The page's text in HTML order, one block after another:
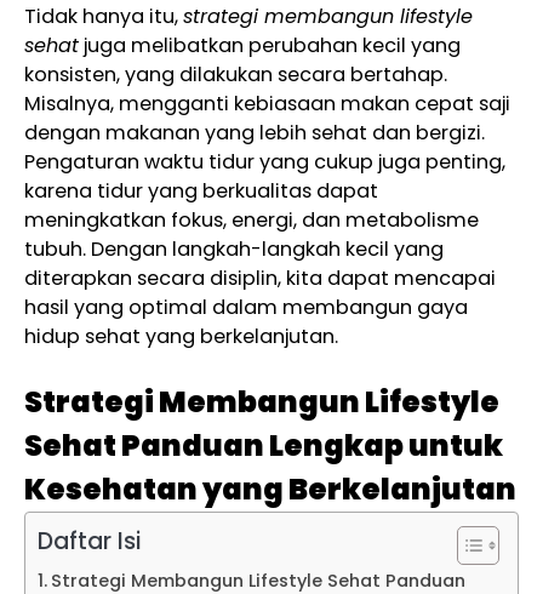
Tidak hanya itu,strategi membangun lifestyle
sehat juga melibatkan perubahan kecil yang
konsisten, yang dilakukan secara bertahap.
Misalnya, mengganti kebiasaan makan cepat saji
dengan makanan yang lebih sehat dan bergizi.
Pengaturan waktu tidur yang cukup juga penting,
karena tidur yang berkualitas dapat
meningkatkan fokus, energi, dan metabolisme
tubuh. Dengan langkah-langkah kecil yang
diterapkan secara disiplin, kita dapat mencapai
hasil yang optimal dalam membangun gaya
hidup sehat yang berkelanjutan.
Strategi Membangun Lifestyle
Sehat Panduan Lengkap untuk
Kesehatan yang Berkelanjutan
Daftar Isi
Strategi Membangun Lifestyle Sehat Panduan